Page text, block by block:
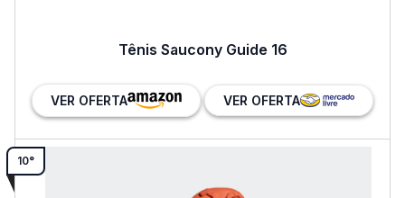
Tênis Saucony Guide 16
VER OFERTA VER OFERTA
10°